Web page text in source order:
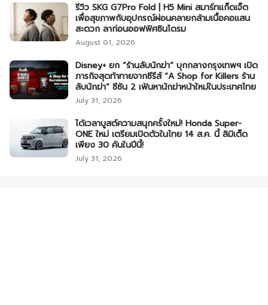
รีวิว SKG G7Pro Fold | H5 Mini สมาร์ทแก็ดเจ็ต
เพื่อสุขภาพกับอุปกรณ์ผ่อนคลายกล้ามเนื้อคอแสน
สะดวก ลาก่อนออฟฟิศซินโดรม
August 01, 2026
Disney+ ยก “ร้านลับนักฆ่า” บุกกลางกรุงเทพฯ เปิด
ภารกิจสุดท้าทายจากซีรีส์ “A Shop for Killers ร้าน
ลับนักฆ่า” ซีซัน 2 เฟ้นหานักฆ่าหน้าใหม่ในประเทศไทย
July 31, 2026
ได้เวลาบูสต์ความสนุกครั้งใหม่! Honda Super-
ONE ใหม่ เตรียมเปิดตัวในไทย 14 ส.ค. นี้ ลิมิเต็ด
เพียง 30 คันในปีนี้!
July 31, 2026